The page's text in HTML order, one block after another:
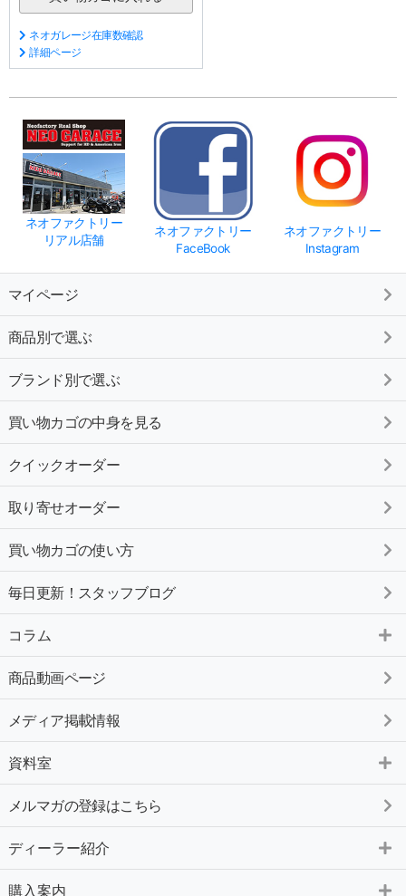
ネオガレージ在庫数確認
詳細ページ
ネオファクトリー
リアル店舗
ネオファクトリー
FaceBook
ネオファクトリー
Instagram
マイページ
商品別で選ぶ
ブランド別で選ぶ
買い物カゴの中身を見る
クイックオーダー
取り寄せオーダー
買い物カゴの使い方
毎日更新！スタッフブログ
コラム
商品動画ページ
メディア掲載情報
資料室
メルマガの登録はこちら
ディーラー紹介
購入案内